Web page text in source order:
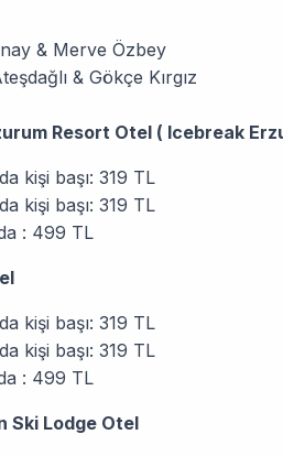
& Merve Özbey
& Gökçe Kırgız
Resort Otel ( Icebreak
kişi başı: 319 TL
kişi başı: 319 TL
: 499 TL
kişi başı: 319 TL
kişi başı: 319 TL
: 499 TL
Ski Lodge Otel